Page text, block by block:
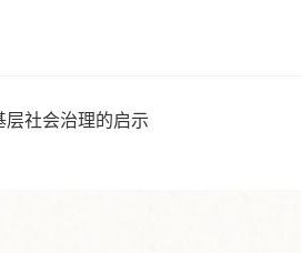
社会治理的启示